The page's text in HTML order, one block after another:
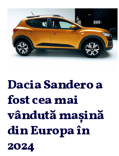
Dacia Sandero a
fost cea mai
vândută maşină
din Europa în
2024